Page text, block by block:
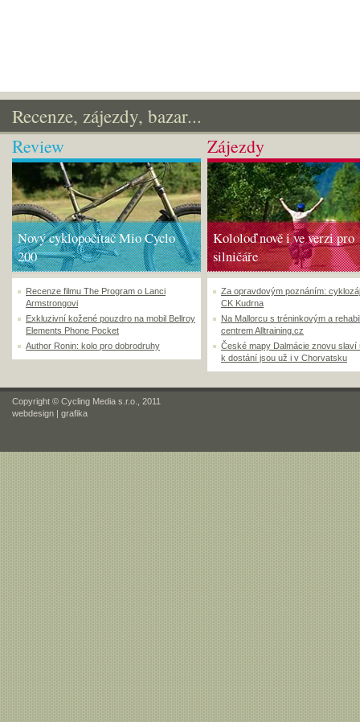
Recenze, zájezdy, bazar...
Review
Nový cyklopočítač Mio Cyclo
200
Recenze filmu The Program o Lanci
Armstrongovi
Exkluzivní kožené pouzdro na mobil Bellroy
Elements Phone Pocket
Author Ronin: kolo pro dobrodruhy
Zájezdy
Kololoď nově i ve verzi pro
silničáře
Za opravdovým poznáním:
CK Kudrna
Na Mallorcu s tréninkovým a
centrem Alltraining.cz
České mapy Dalmácie znovu slaví
k dostání jsou už i v Chorvatsku
Copyright © Cycling Media s.r.o., 2011
webdesign | grafika